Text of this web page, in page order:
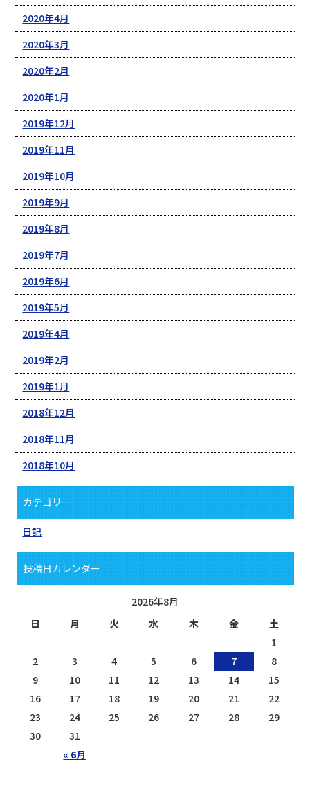
2020年4月
2020年3月
2020年2月
2020年1月
2019年12月
2019年11月
2019年10月
2019年9月
2019年8月
2019年7月
2019年6月
2019年5月
2019年4月
2019年2月
2019年1月
2018年12月
2018年11月
2018年10月
カテゴリー
日記
投稿日カレンダー
2026年8月
日
月 火 水 木 金 土
« 6月
1
2
3 4 5 6 7
8
9
10 11 12 13 14
15
16
17 18 19 20 21
22
23
24 25 26 27 28
29
30
31